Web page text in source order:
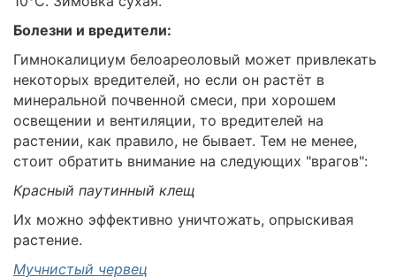
Болезни и вредители:
Гимнокалициум белоареоловый может привлекать
некоторых вредителей, но если он растёт в
минеральной почвенной смеси, при хорошем
освещении и вентиляции, то вредителей на
растении, как правило, не бывает. Тем не менее,
стоит обратить внимание на следующих "врагов":
Красный паутинный клещ
Их можно эффективно уничтожать, опрыскивая
растение.
Мучнистый червец